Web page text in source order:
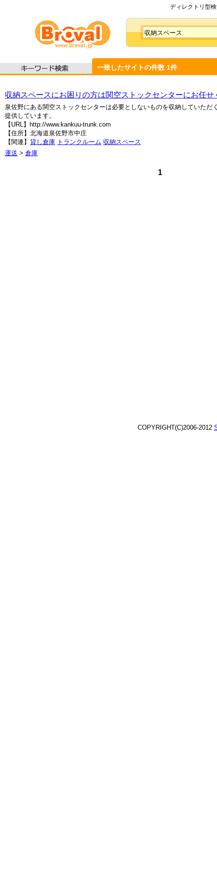
ディレクトリ型
一致したサイトの件数 1件
収納スペースにお困りの方は関空ストックセンターにお任せ
泉佐野にある関空ストックセンターは必要としないものを収納していただ
提供しています。
【URL】http://www.kankuu-trunk.com
【住所】北海道泉佐野市中庄
【関連】 貸し倉庫 トランクルーム 収納スペース
運送 > 倉庫
1
COPYRIGHT(C)2006-2012